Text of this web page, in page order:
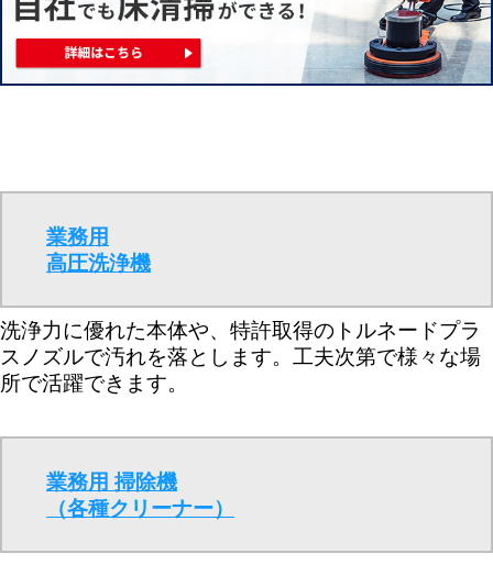
業務用
高圧洗浄機
洗浄力に優れた本体や、特許取得のトルネードプラ
スノズルで汚れを落とします。工夫次第で様々な場
所で活躍できます。
業務用 掃除機
（各種クリーナー）